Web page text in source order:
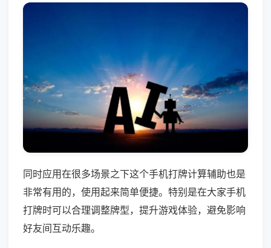
同时应用在很多场景之下这个手机打牌计算辅助也是
非常有用的，使用起来简单便捷。特别是在大家手机
打牌时可以合理调整牌型，提升游戏体验，避免影响
好友间互动乐趣。